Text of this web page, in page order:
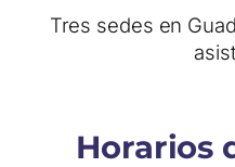
Tres sedes en
Horarios